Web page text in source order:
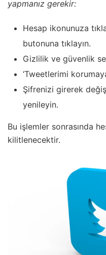
yapmanız gerekir:
Hesap ikonunuza
butonuna tıklayın.
Gizlilik ve güvenlik
‘Tweetlerimi
Şifrenizi girerek
yenileyin.
Bu işlemler sonrasında
kilitlenecektir.